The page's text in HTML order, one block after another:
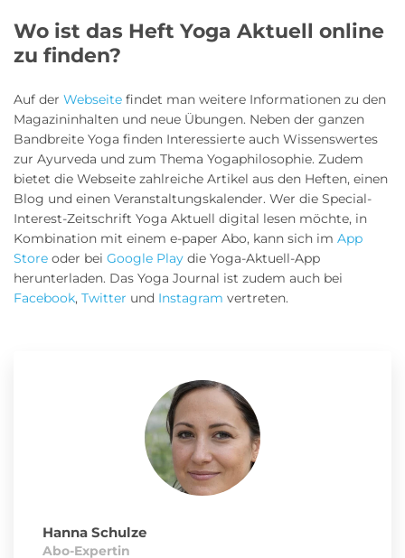
Hanna Schulze
Abo-Expertin
Wo ist das Heft Yoga Aktuell online
zu finden?
Auf der Webseite findet man weitere Informationen zu den
Magazininhalten und neue Übungen. Neben der ganzen
Bandbreite Yoga finden Interessierte auch Wissenswertes
zur Ayurveda und zum Thema Yogaphilosophie. Zudem
bietet die Webseite zahlreiche Artikel aus den Heften, einen
Blog und einen Veranstaltungskalender. Wer die Special-
Interest-Zeitschrift Yoga Aktuell digital lesen möchte, in
Kombination mit einem e-paper Abo, kann sich im App
Store oder bei Google Play die Yoga-Aktuell-App
herunterladen. Das Yoga Journal ist zudem auch bei
Facebook, Twitter und Instagram vertreten.